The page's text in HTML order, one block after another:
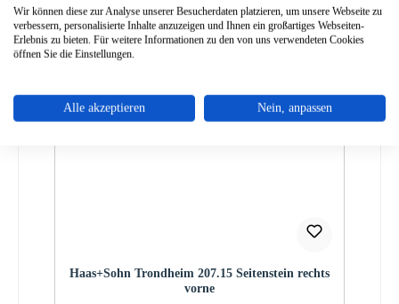
Details
Haas+Sohn Trondheim 207.15 Seitenstein rechts
vorne
Wir können diese zur Analyse unserer Besucherdaten platzieren, um unsere Webseite zu
verbessern, personalisierte Inhalte anzuzeigen und Ihnen ein großartiges Webseiten-
Erlebnis zu bieten. Für weitere Informationen zu den von uns verwendeten Cookies
öffnen Sie die Einstellungen.
Alle akzeptieren Nein, anpassen